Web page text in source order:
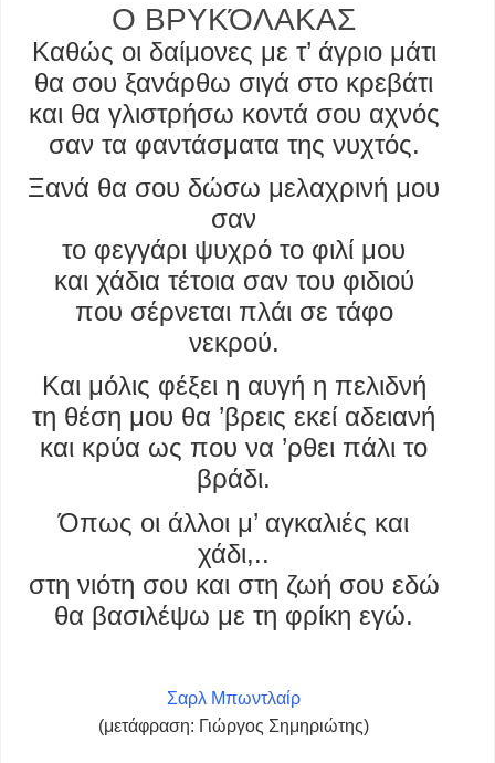
Ο ΒΡΥΚΌΛΑΚΑΣ
Καθώς οι δαίμονες με τ’ άγριο μάτι
θα σου ξανάρθω σιγά στο κρεβάτι
και θα γλιστρήσω κοντά σου αχνός
σαν τα φαντάσματα της νυχτός.
Ξανά θα σου δώσω μελαχρινή μου
σαν
το φεγγάρι ψυχρό το φιλί μου
και χάδια τέτοια σαν του φιδιού
που σέρνεται πλάι σε τάφο
νεκρού.
Και μόλις φέξει η αυγή η πελιδνή
τη θέση μου θα ’βρεις εκεί αδειανή
και κρύα ως που να ’ρθει πάλι το
βράδι.
Όπως οι άλλοι μ’ αγκαλιές και
χάδι,..
στη νιότη σου και στη ζωή σου εδώ
θα βασιλέψω με τη φρίκη εγώ.
Σαρλ Μπωντλαίρ
(μετάφραση: Γιώργος Σημηριώτης)